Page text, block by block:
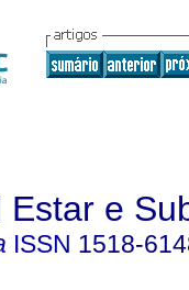
Estar e
ISSN 1518-